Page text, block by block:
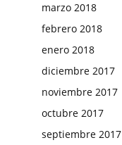
marzo 2018
febrero 2018
enero 2018
diciembre 2017
noviembre 2017
octubre 2017
septiembre 2017